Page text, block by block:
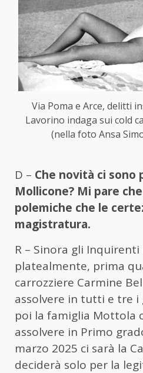
Via Poma e Arce, delitti
Lavorino indaga sui cold
(nella foto Ansa
D – Che novità ci sono
Mollicone? Mi pare
polemiche che le
magistratura.
R – Sinora gli
platealmente, prima
carrozziere Carmine
assolvere in tutti e tre i
poi la famiglia Mottola
assolvere in Primo
marzo 2025 ci sarà la
deciderà solo per la